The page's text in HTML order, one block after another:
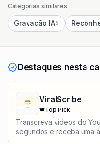
Categorias similares
Gravação IA5
Destaques nesta
#1
ViralScribe
Top Pick
Transcreva vídeos do
segundos e receba uma